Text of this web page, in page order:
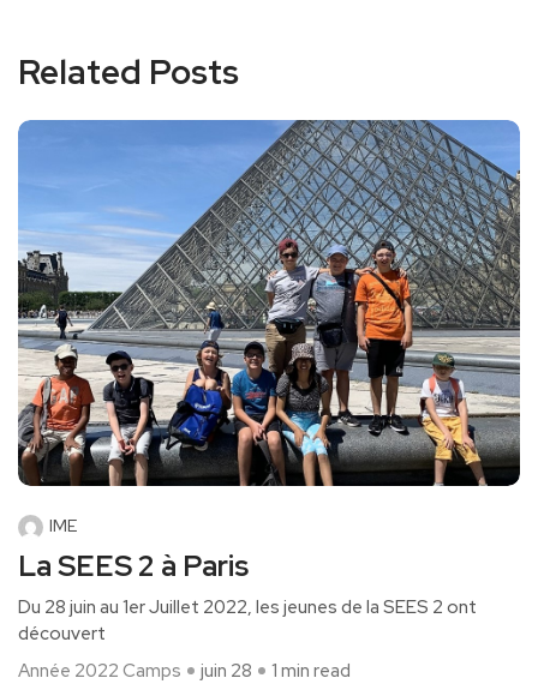
Related Posts
IME
La SEES 2 à Paris
Du 28 juin au 1er Juillet 2022, les jeunes de la SEES 2 ont
découvert
Année 2022 Camps juin 28 1 min read